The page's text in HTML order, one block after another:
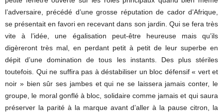
l’adversaire, précédé d’une grosse réputation de cador d’Afrique,
se présentait en favori en recevant dans son jardin. Qui se fera très
vite à l’idée, une égalisation peut-être heureuse mais qu’ils
digèreront très mal, en perdant petit à petit de leur superbe en
dépit d’une domination de tous les instants. Des plus stériles
toutefois. Qui ne suffira pas à déstabiliser un bloc défensif « vert et
noir » bien sûr ses jambes et qui ne se laissera jamais conter, le
groupe, le moral gonflé à bloc, solidaire comme jamais et qui saura
préserver la parité à la marque avant d’aller à la pause citron, la